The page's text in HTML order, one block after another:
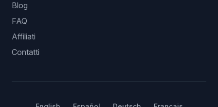
Blog
FAQ
Affiliati
Contatti